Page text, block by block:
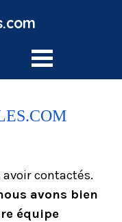
contactés.
avons bien
équipe